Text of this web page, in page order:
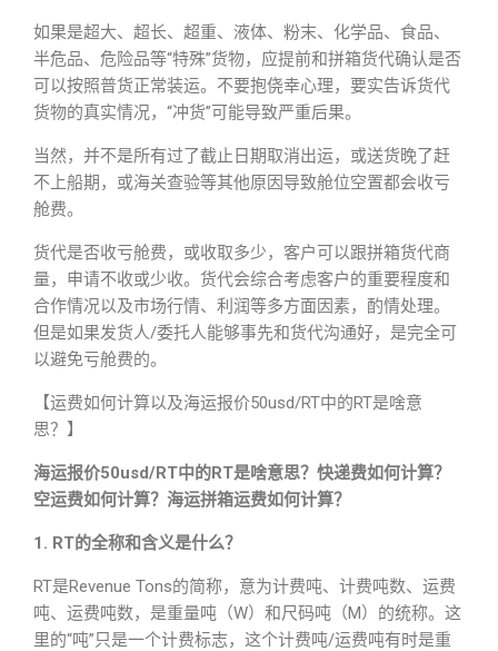
如果是超大、超长、超重、液体、粉末、化学品、食品、
半危品、危险品等“特殊”货物，应提前和拼箱货代确认是否
可以按照普货正常装运。不要抱侥幸心理，要实告诉货代
货物的真实情况，“冲货”可能导致严重后果。
当然，并不是所有过了截止日期取消出运，或送货晚了赶
不上船期，或海关查验等其他原因导致舱位空置都会收亏
舱费。
货代是否收亏舱费，或收取多少，客户可以跟拼箱货代商
量，申请不收或少收。货代会综合考虑客户的重要程度和
合作情况以及市场行情、利润等多方面因素，酌情处理。
但是如果发货人/委托人能够事先和货代沟通好，是完全可
以避免亏舱费的。
【运费如何计算以及海运报价50usd/RT中的RT是啥意
思？】
海运报价50usd/RT中的RT是啥意思？快递费如何计算？
空运费如何计算？海运拼箱运费如何计算？
1. RT的全称和含义是什么？
RT是Revenue Tons的简称，意为计费吨、计费吨数、运费
吨、运费吨数，是重量吨（W）和尺码吨（M）的统称。这
里的“吨”只是一个计费标志，这个计费吨/运费吨有时是重